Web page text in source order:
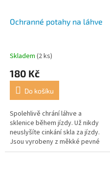
Ochranné potahy na láhve
Skladem (2 ks)
180 Kč
Do košíku
Spolehlivě chrání láhve a
sklenice během jízdy. Už nikdy
neuslyšíte cinkání skla za jízdy.
Jsou vyrobeny z měkké pevné
pěny, lze zkrátit na